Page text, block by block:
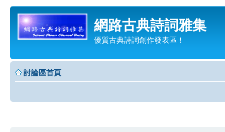
網路古典詩詞雅集
優質古典詩詞創作發表區！
討論區首頁